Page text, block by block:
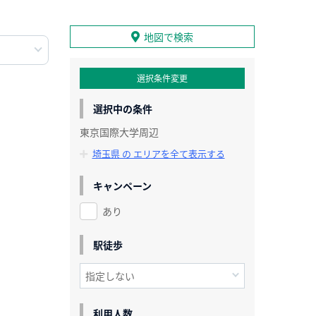
地図で検索
選択条件変更
選択中の条件
東京国際大学周辺
埼玉県 の エリアを全て表示する
キャンペーン
あり
駅徒歩
利用人数